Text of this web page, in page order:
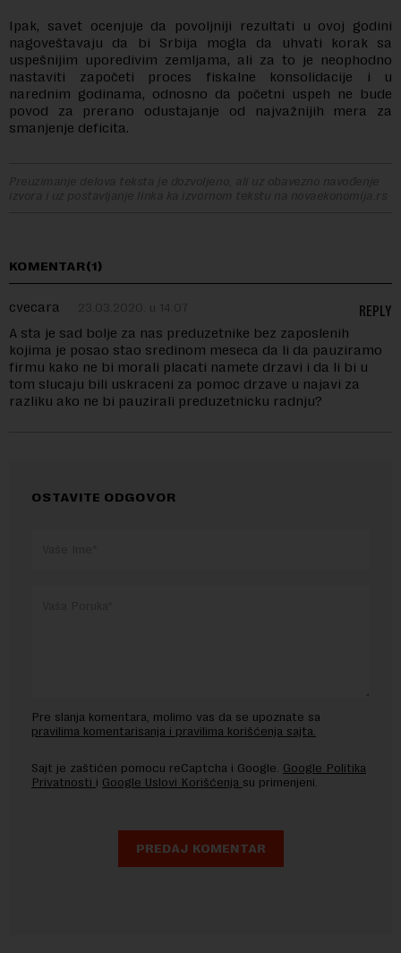
Ipak, savet ocenjuje da povoljniji rezultati u ovoj godini
nagoveštavaju da bi Srbija mogla da uhvati korak sa
uspešnijim uporedivim zemljama, ali za to je neophodno
nastaviti započeti proces fiskalne konsolidacije i u
narednim godinama, odnosno da početni uspeh ne bude
povod za prerano odustajanje od najvažnijih mera za
smanjenje deficita.
Preuzimanje delova teksta je dozvoljeno, ali uz obavezno navođenje
izvora i uz postavljanje linka ka izvornom tekstu na novaekonomija.rs
KOMENTAR(1)
cvecara 23.03.2020. u 14:07
A sta je sad bolje za nas preduzetnike bez zaposlenih
kojima je posao stao sredinom meseca da li da pauziramo
firmu kako ne bi morali placati namete drzavi i da li bi u
tom slucaju bili uskraceni za pomoc drzave u najavi za
razliku ako ne bi pauzirali preduzetnicku radnju?
REPLY
OSTAVITE ODGOVOR
Pre slanja komentara, molimo vas da se upoznate sa
pravilima komentarisanja i pravilima korišćenja sajta.
Sajt je zaštićen pomocu reCaptcha i Google. Google Politika
Privatnosti i Google Uslovi Korišćenja su primenjeni.